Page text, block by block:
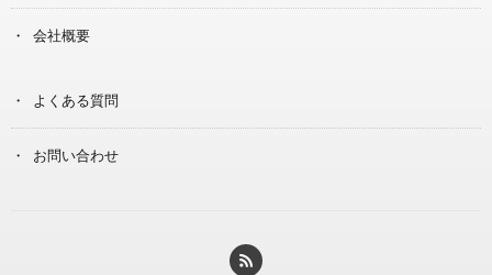
会社概要
よくある質問
お問い合わせ